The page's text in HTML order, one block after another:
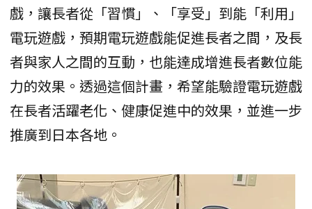
戲，讓長者從「習慣」、「享受」到能「利用」
電玩遊戲，預期電玩遊戲能促進長者之間，及長
者與家人之間的互動，也能達成增進長者數位能
力的效果。透過這個計畫，希望能驗證電玩遊戲
在長者活躍老化、健康促進中的效果，並進一步
推廣到日本各地。